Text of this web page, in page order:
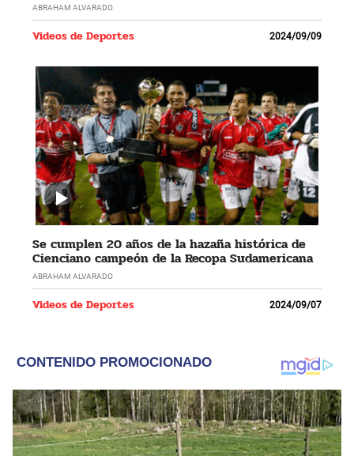
ABRAHAM ALVARADO
Videos de Deportes 2024/09/09
Se cumplen 20 años de la hazaña histórica de
Cienciano campeón de la Recopa Sudamericana
ABRAHAM ALVARADO
Videos de Deportes 2024/09/07